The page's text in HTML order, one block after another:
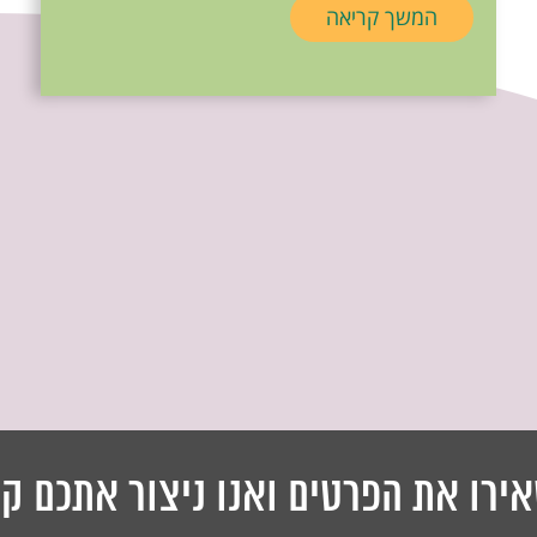
המשך קריאה
את הפרטים ואנו ניצור אתכם